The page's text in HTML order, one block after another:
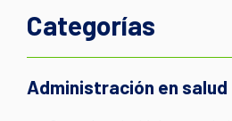
Categorías
Administración en salud